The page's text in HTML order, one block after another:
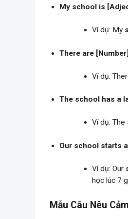
My school is
Ví dụ: My
There are
Ví dụ:
The school has a
Ví dụ: The
Our school starts
Ví dụ: Our
học lúc 7
Mẫu Câu Nêu